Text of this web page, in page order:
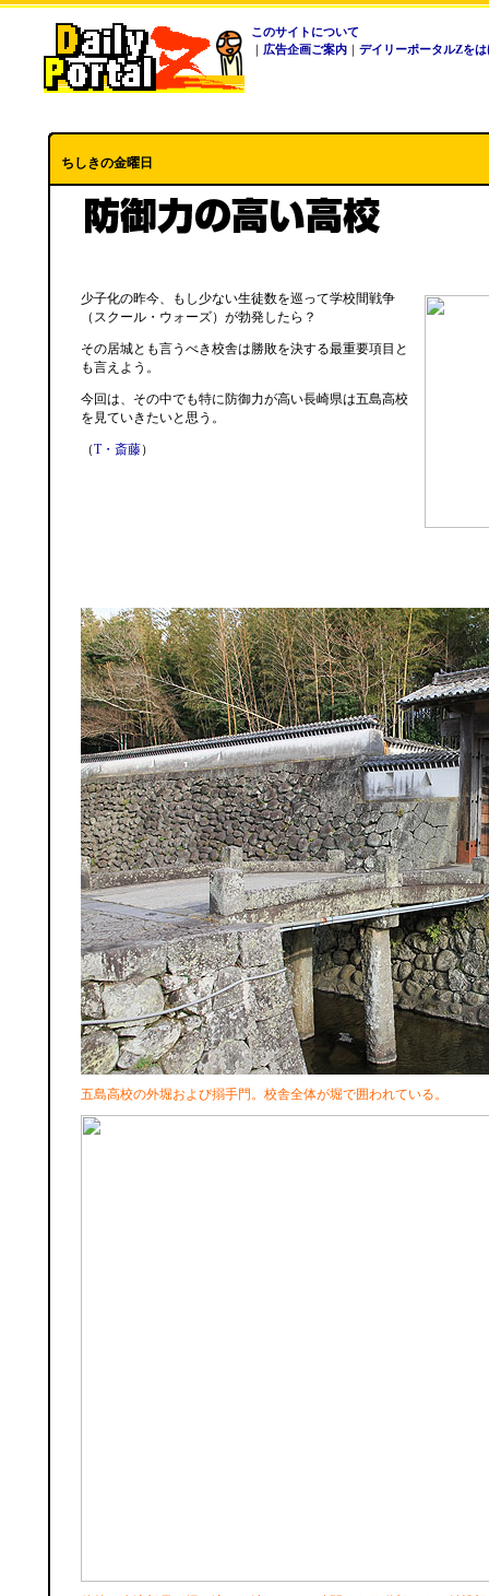
このサイトについて
｜ 広告企画ご案内 ｜ デイリーポータルZを
ちしきの金曜日
少子化の昨今、もし少ない生徒数を巡って学校間戦争
（スクール・ウォーズ）が勃発したら？
その居城とも言うべき校舎は勝敗を決する最重要項目と
も言えよう。
今回は、その中でも特に防御力が高い長崎県は五島高校
を見ていきたいと思う。
（T・斎藤）
五島高校の外堀および搦手門。校舎全体が堀で囲われている。